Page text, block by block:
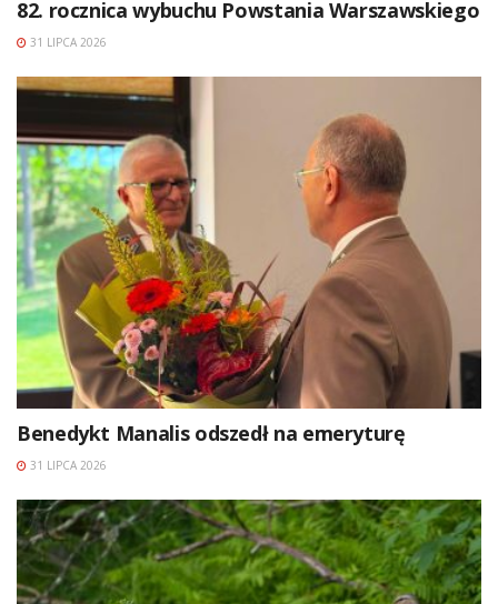
82. rocznica wybuchu Powstania Warszawskiego
31 LIPCA 2026
Benedykt Manalis odszedł na emeryturę
31 LIPCA 2026